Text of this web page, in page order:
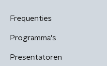
Frequenties
Programma's
Presentatoren